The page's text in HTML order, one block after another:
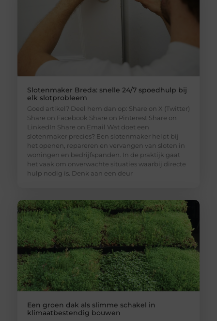
Slotenmaker Breda: snelle 24/7 spoedhulp bij
elk slotprobleem
Goed artikel? Deel hem dan op: Share on X (Twitter)
Share on Facebook Share on Pinterest Share on
LinkedIn Share on Email Wat doet een
slotenmaker precies? Een slotenmaker helpt bij
het openen, repareren en vervangen van sloten in
woningen en bedrijfspanden. In de praktijk gaat
het vaak om onverwachte situaties waarbij directe
hulp nodig is. Denk aan een deur
Een groen dak als slimme schakel in
klimaatbestendig bouwen